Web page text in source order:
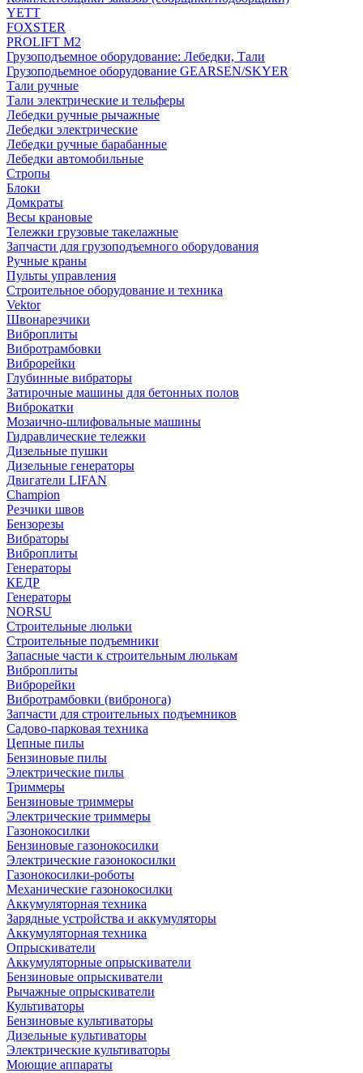
YETT
FOXSTER
PROLIFT M2
Грузоподъемное оборудование: Лебедки, Тали
Грузоподьемное оборудование GEARSEN/SKYER
Тали ручные
Тали электрические и тельферы
Лебедки ручные рычажные
Лебедки электрические
Лебедки ручные барабанные
Лебедки автомобильные
Стропы
Блоки
Домкраты
Весы крановые
Тележки грузовые такелажные
Запчасти для грузоподъемного оборудования
Ручные краны
Пульты управления
Строительное оборудование и техника
Vektor
Швонарезчики
Виброплиты
Вибротрамбовки
Виброрейки
Глубинные вибраторы
Затирочные машины для бетонных полов
Виброкатки
Мозаично-шлифовальные машины
Гидравлические тележки
Дизельные пушки
Дизельные генераторы
Двигатели LIFAN
Champion
Резчики швов
Бензорезы
Вибраторы
Виброплиты
Генераторы
КЕДР
Генераторы
NORSU
Строительные люльки
Строительные подъемники
Запасные части к строительным люлькам
Виброплиты
Виброрейки
Вибротрамбовки (вибронога)
Запчасти для строительных подъемников
Садово-парковая техника
Цепные пилы
Бензиновые пилы
Электрические пилы
Триммеры
Бензиновые триммеры
Электрические триммеры
Газонокосилки
Бензиновые газонокосилки
Электрические газонокосилки
Газонокосилки-роботы
Механические газонокосилки
Аккумуляторная техника
Зарядные устройства и аккумуляторы
Аккумуляторная техника
Опрыскиватели
Аккумуляторные опрыскиватели
Бензиновые опрыскиватели
Рычажные опрыскиватели
Культиваторы
Бензиновые культиваторы
Дизельные культиваторы
Электрические культиваторы
Моющие аппараты